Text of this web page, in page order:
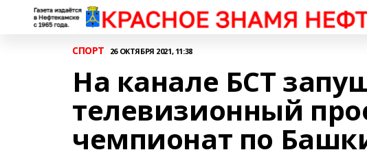
СПОРТ 26 ОКТЯБРЯ 2021, 11:38
На канале БСТ
телевизионный
чемпионат по